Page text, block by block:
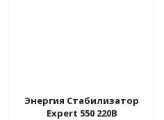
Энергия Cтабилизатор
Expert 550 220В